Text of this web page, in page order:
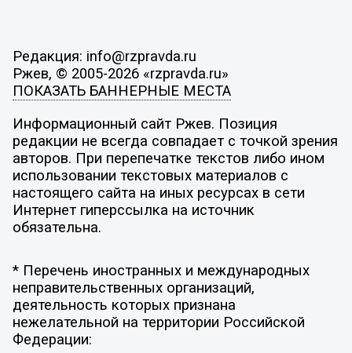
Редакция: info@rzpravda.ru
Ржев, © 2005-2026 «rzpravda.ru»
ПОКАЗАТЬ БАННЕРНЫЕ МЕСТА
Информационный сайт Ржев. Позиция
редакции не всегда совпадает с точкой зрения
авторов. При перепечатке текстов либо ином
использовании текстовых материалов с
настоящего сайта на иных ресурсах в сети
Интернет гиперссылка на источник
обязательна.
* Перечень иностранных и международных
неправительственных организаций,
деятельность которых признана
нежелательной на территории Российской
Федерации: